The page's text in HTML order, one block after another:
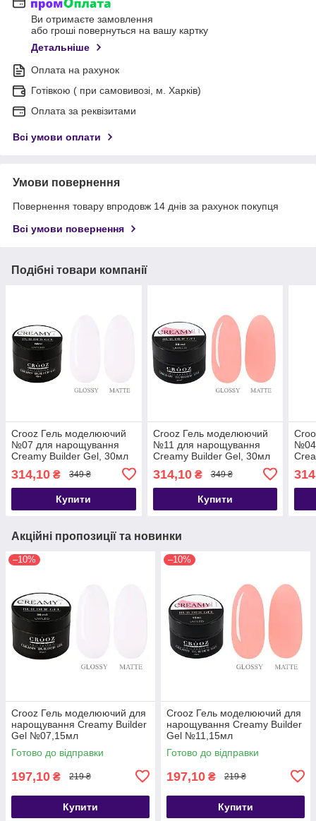
Ви отримаєте замовлення
або гроші повернуться на вашу картку
Детальніше
Оплата на рахунок
Готівкою ( при самовивозі, м. Харків)
Оплата за реквізитами
Всі умови оплати
Умови повернення
Повернення товару впродовж 14 днів за рахунок покупця
Всі умови повернення
Подібні товари компанії
Crooz Гель моделюючий
№07 для нарощування
Creamy Builder Gel, 30мл
314,10 ₴ 349 ₴
Купити
Crooz Гель моделюючий
№11 для нарощування
Creamy Builder Gel, 30мл
314,10₴ 349 ₴
Купити
№04
Акційні пропозиції та новинки
–10%
Crooz Гель моделюючий для
нарощування Creamy Builder
Gel №07,15мл
Готово до відправки
197,10 ₴ 219 ₴
Купити
–10%
Crooz Гель моделюючий для
нарощування Creamy Builder
Gel №11,15мл
Готово до відправки
197,10 ₴ 219 ₴
Купити